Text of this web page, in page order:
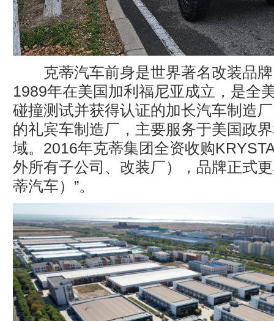
克蒂汽车前身是世界著名改装品牌
1989年在美国加利福尼亚成立，是全
碰撞测试并获得认证的加长汽车制造
的礼宾车制造厂，主要服务于美国政
域。2016年克蒂集团全资收购
外所有子公司、改装厂），品牌正式
蒂汽车）”。